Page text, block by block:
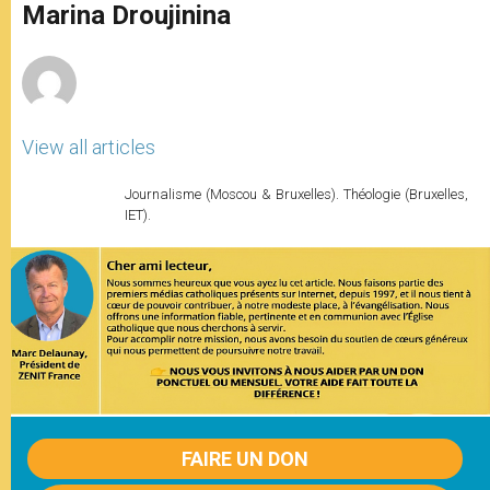
p
p
g
e
o
k
r
Marina Droujinina
View all articles
Journalisme (Moscou & Bruxelles). Théologie (Bruxelles,
IET).
FAIRE UN DON